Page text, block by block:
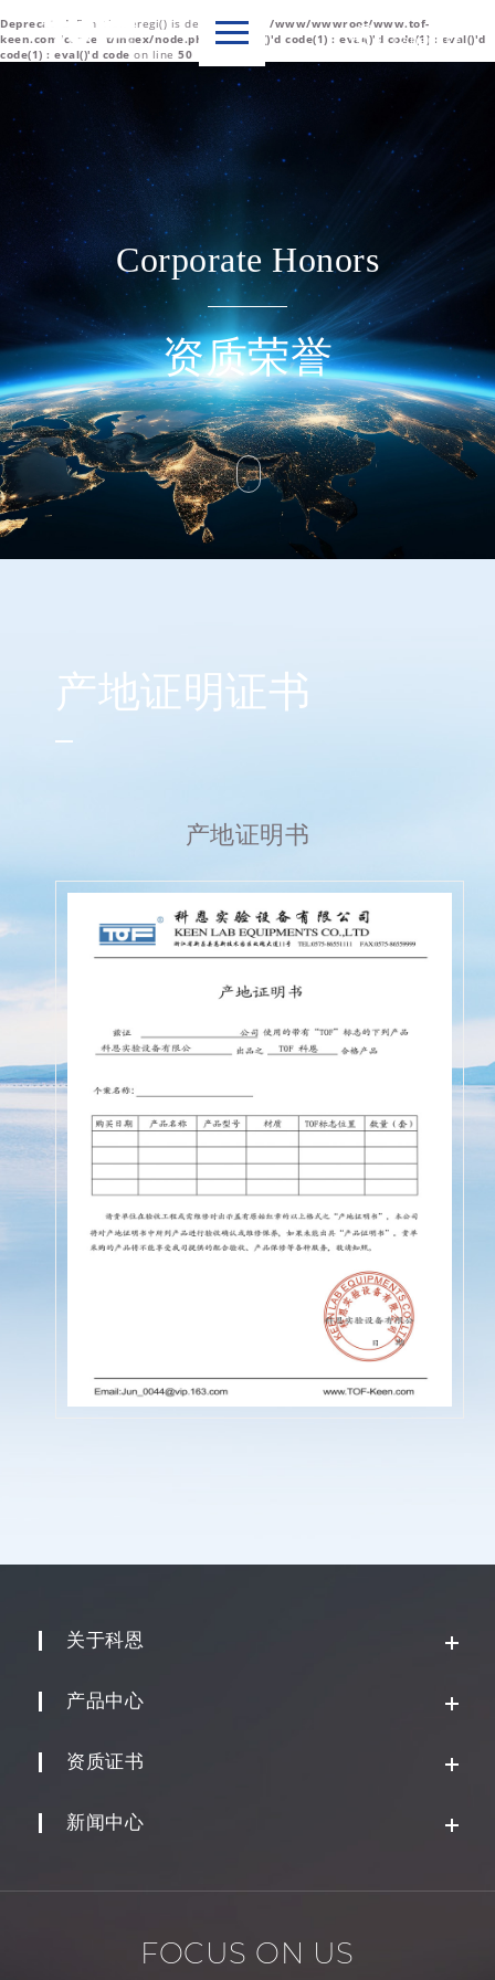
Deprecated : Function eregi() is deprecated in /www/wwwroot/www.tof-
keen.com/content/index/node.php(1) : eval()'d code(1) : eval()'d code(1) : eval()'d
code(1) : eval()'d code on line 50
 Language
中文简体
English
Corporate Honors
资质荣誉
产地证明证书
产地证明书
关于科恩
产品中心
资质证书
新闻中心
FOCUS ON US